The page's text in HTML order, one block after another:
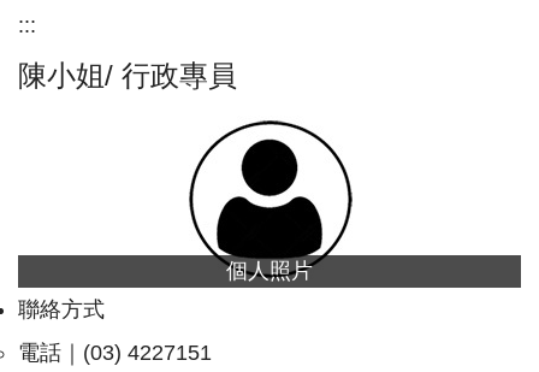
:::
陳小姐/ 行政專員
個人照片
聯絡方式
電話｜(03) 4227151